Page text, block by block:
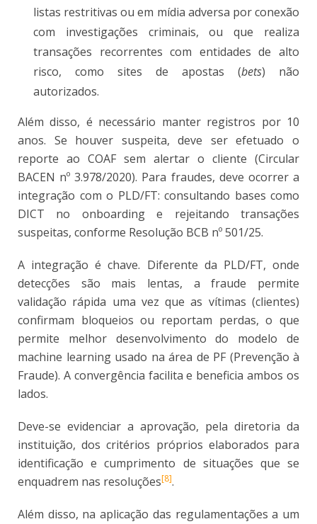
listas restritivas ou em mídia adversa por conexão
com investigações criminais, ou que realiza
transações recorrentes com entidades de alto
risco, como sites de apostas (bets) não
autorizados.
Além disso, é necessário manter registros por 10
anos. Se houver suspeita, deve ser efetuado o
reporte ao COAF sem alertar o cliente (Circular
BACEN nº 3.978/2020). Para fraudes, deve ocorrer a
integração com o PLD/FT: consultando bases como
DICT no onboarding e rejeitando transações
suspeitas, conforme Resolução BCB nº 501/25.
A integração é chave. Diferente da PLD/FT, onde
detecções são mais lentas, a fraude permite
validação rápida uma vez que as vítimas (clientes)
confirmam bloqueios ou reportam perdas, o que
permite melhor desenvolvimento do modelo de
machine learning usado na área de PF (Prevenção à
Fraude). A convergência facilita e beneficia ambos os
lados.
Deve-se evidenciar a aprovação, pela diretoria da
instituição, dos critérios próprios elaborados para
identificação e cumprimento de situações que se
enquadrem nas resoluções[8].
Além disso, na aplicação das regulamentações a um